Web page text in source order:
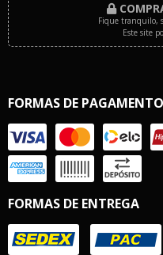
Fique tranquilo,
Este site
FORMAS DE PAGAMENTO
FORMAS DE ENTREGA